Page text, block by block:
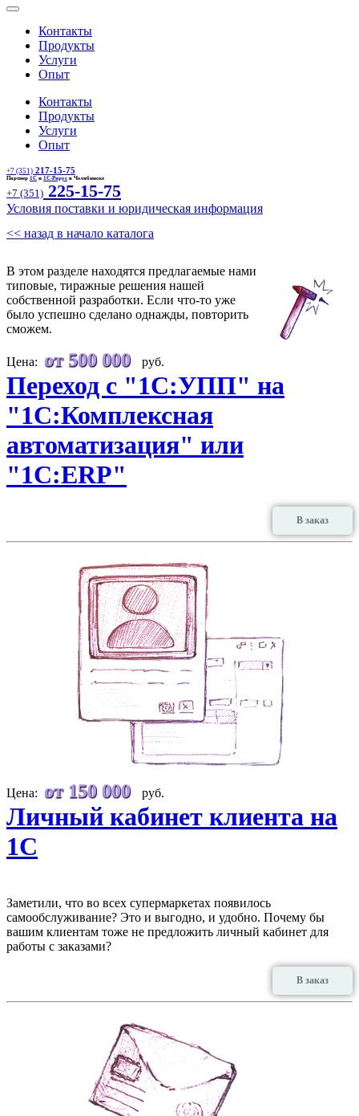
Контакты
Продукты
Услуги
Опыт
Контакты
Продукты
Услуги
Опыт
+7 (351) 217-15-75
Партнер 1С и 1С-Рарус в Челябинске
+7 (351) 225-15-75
Условия поставки и юридическая информация
<< назад в начало каталога
В этом разделе находятся предлагаемые нами
типовые, тиражные решения нашей
собственной разработки. Если что-то уже
было успешно сделано однажды, повторить
сможем.
Цена: от 500 000 руб.
Переход с "1С:УПП" на
"1С:Комплексная
автоматизация" или
"1С:ERP"
В заказ
Цена: от 150 000 руб.
Личный кабинет клиента на
1С
Заметили, что во всех супермаркетах появилось
самообслуживание? Это и выгодно, и удобно. Почему бы
вашим клиентам тоже не предложить личный кабинет для
работы с заказами?
В заказ